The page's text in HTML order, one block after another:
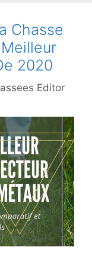
Chasse
2020
Editor